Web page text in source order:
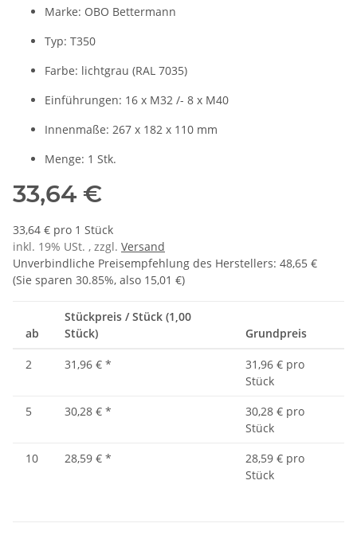
Marke: OBO Bettermann
Typ: T350
Farbe: lichtgrau (RAL 7035)
Einführungen: 16 x M32 /- 8 x M40
Innenmaße: 267 x 182 x 110 mm
Menge: 1 Stk.
33,64 €
33,64 € pro 1 Stück
inkl. 19% USt. , zzgl. Versand
Unverbindliche Preisempfehlung des Herstellers: 48,65 €
(Sie sparen 30.85%, also 15,01 €)
ab
Stückpreis / Stück (1,00
Stück)
Grundpreis
2 31,96 € *
31,96 € pro
Stück
5
30,28 € *
30,28 € pro
Stück
10
28,59 € *
28,59 € pro
Stück